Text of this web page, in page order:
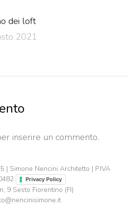
dei loft
2021
inserire un commento.
| Simone Nencini Architetto | P.IVA
Privacy Policy
9 Sesto Fiorentino (FI)